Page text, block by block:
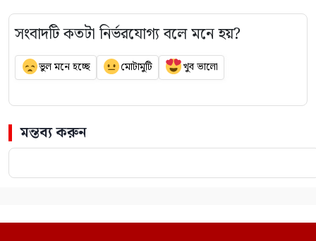
সংবাদটি কতটা নির্ভরযোগ্য বলে মনে হয়?
ভুল মনে হচ্ছে মোটামুটি খুব ভালো
মন্তব্য করুন